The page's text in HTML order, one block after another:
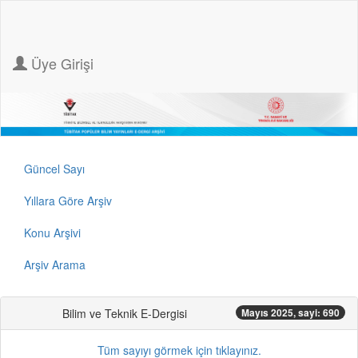
Üye Girişi
Güncel Sayı
Yıllara Göre Arşiv
Konu Arşivi
Arşiv Arama
Bilim ve Teknik E-Dergisi Mayıs 2025, sayi: 690
Tüm sayıyı görmek için tıklayınız.